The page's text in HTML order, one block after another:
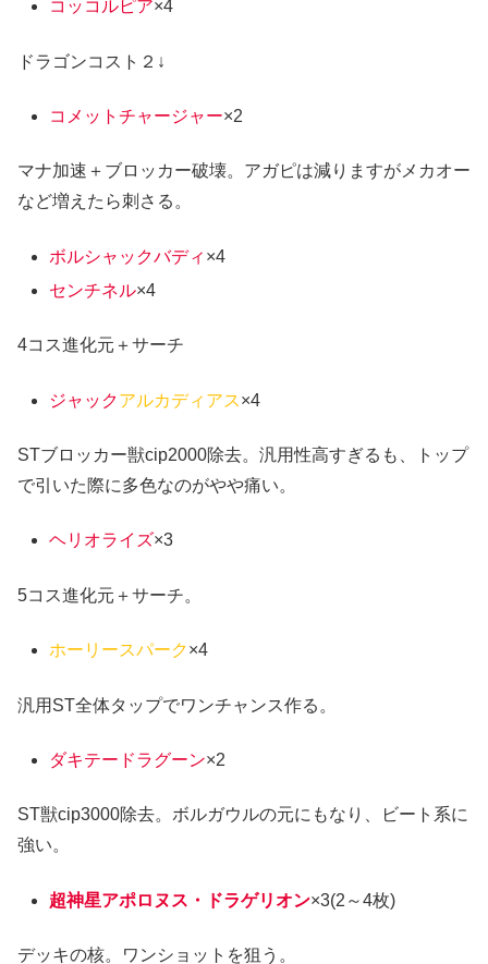
コッコルピア×4
ドラゴンコスト２↓
コメットチャージャー×2
マナ加速＋ブロッカー破壊。アガピは減りますがメカオー
など増えたら刺さる。
ボルシャックバディ ×4
センチネル×4
4コス進化元＋サーチ
ジャックアルカディアス×4
STブロッカー獣cip2000除去。汎用性高すぎるも、トップ
で引いた際に多色なのがやや痛い。
ヘリオライズ×3
5コス進化元＋サーチ。
ホーリースパーク×4
汎用ST全体タップでワンチャンス作る。
ダキテードラグーン×2
ST獣cip3000除去。ボルガウルの元にもなり、ビート系に
強い。
超神星アポロヌス・ドラゲリオン×3(2～4枚)
デッキの核。ワンショットを狙う。